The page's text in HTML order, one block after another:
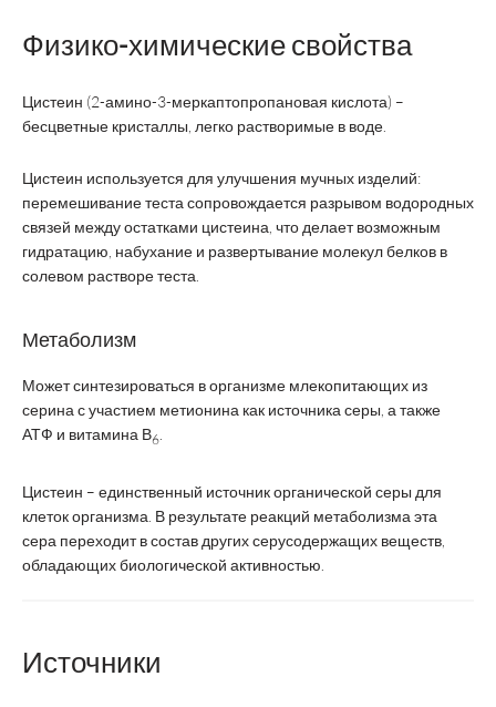
Физико-химические свойства
Цистеин (2-амино-3-меркаптопропановая кислота) –
бесцветные кристаллы, легко растворимые в воде.
Цистеин используется для улучшения мучных изделий:
перемешивание теста сопровождается разрывом водородных
связей между остатками цистеина, что делает возможным
гидратацию, набухание и развертывание молекул белков в
солевом растворе теста.
Метаболизм
Может синтезироваться в организме млекопитающих из
серина с участием метионина как источника серы, а также
АТФ и витамина В6
Цистеин – единственный источник органической серы для
клеток организма. В результате реакций метаболизма эта
сера переходит в состав других серусодержащих веществ,
обладающих биологической активностью.
Источники